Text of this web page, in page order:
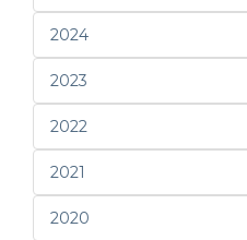
2024
2023
2022
2021
2020